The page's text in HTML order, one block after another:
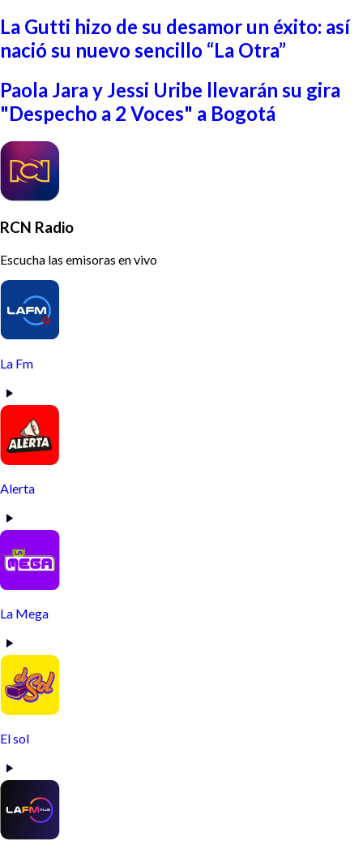
La Gutti hizo de su desamor un éxito: así
nació su nuevo sencillo “La Otra”
Paola Jara y Jessi Uribe llevarán su gira
"Despecho a 2 Voces" a Bogotá
RCN Radio
Escucha las emisoras en vivo
La Fm
Alerta
La Mega
El sol